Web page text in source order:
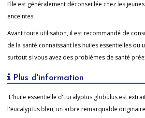
Elle est généralement déconseillée chez les
enceintes.
Avant toute utilisation, il est recommandé de
de la santé connaissant les huiles essentielles ou
surtout si vous avez des problèmes de santé
Plus d'information
L'huile essentielle d'Eucalyptus globulus est
l'eucalyptus bleu, un arbre remarquable